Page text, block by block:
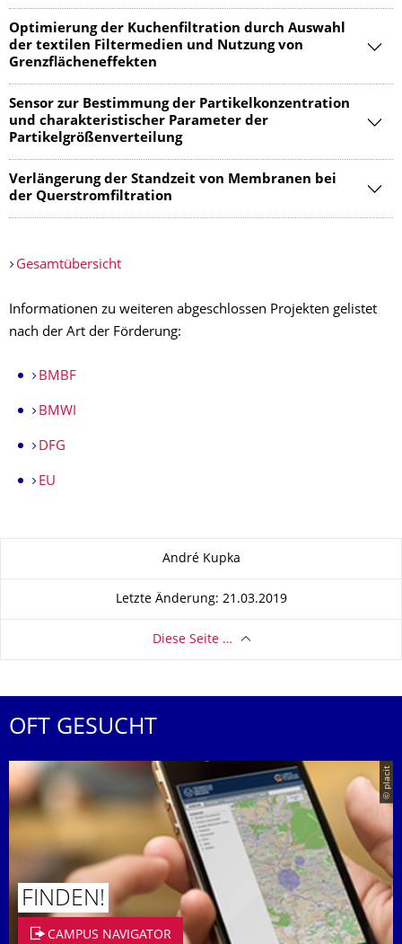
Optimierung der Kuchenfiltration durch Auswahl
der textilen Filtermedien und Nutzung von
Grenzflächeneffekten
Sensor zur Bestimmung der Partikelkonzentration
und charakteristischer Parameter der
Partikelgrößenverteilung
Verlängerung der Standzeit von Membranen bei
der Querstromfiltration
Gesamtübersicht
Informationen zu weiteren abgeschlossen Projekten gelistet
nach der Art der Förderung:
BMBF
BMWI
DFG
EU
André Kupka
Letzte Änderung: 21.03.2019
Diese Seite …
OFT GESUCHT
© placit
FINDEN!
CAMPUS NAVIGATOR